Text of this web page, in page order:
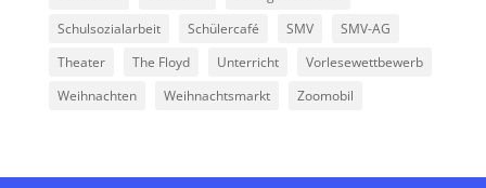
Schulsozialarbeit
Schülercafé SMV
SMV-AG
Theater
The Floyd Unterricht
Vorlesewettbewerb
Weihnachten
Weihnachtsmarkt Zoomobil